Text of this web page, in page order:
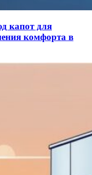
капот для
комфорта в